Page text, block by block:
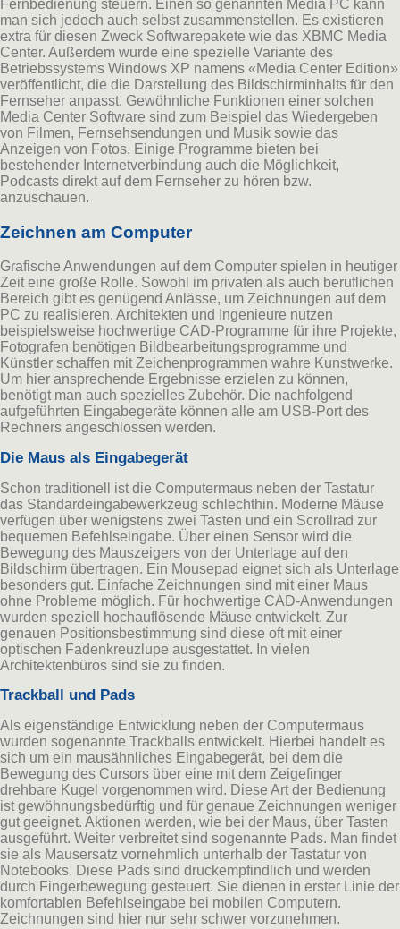
Fernbedienung steuern. Einen so genannten Media PC kann
man sich jedoch auch selbst zusammenstellen. Es existieren
extra für diesen Zweck Softwarepakete wie das XBMC Media
Center. Außerdem wurde eine spezielle Variante des
Betriebssystems Windows XP namens «Media Center Edition»
veröffentlicht, die die Darstellung des Bildschirminhalts für den
Fernseher anpasst. Gewöhnliche Funktionen einer solchen
Media Center Software sind zum Beispiel das Wiedergeben
von Filmen, Fernsehsendungen und Musik sowie das
Anzeigen von Fotos. Einige Programme bieten bei
bestehender Internetverbindung auch die Möglichkeit,
Podcasts direkt auf dem Fernseher zu hören bzw.
anzuschauen.
Zeichnen am Computer
Grafische Anwendungen auf dem Computer spielen in heutiger
Zeit eine große Rolle. Sowohl im privaten als auch beruflichen
Bereich gibt es genügend Anlässe, um Zeichnungen auf dem
PC zu realisieren. Architekten und Ingenieure nutzen
beispielsweise hochwertige CAD-Programme für ihre Projekte,
Fotografen benötigen Bildbearbeitungsprogramme und
Künstler schaffen mit Zeichenprogrammen wahre Kunstwerke.
Um hier ansprechende Ergebnisse erzielen zu können,
benötigt man auch spezielles Zubehör. Die nachfolgend
aufgeführten Eingabegeräte können alle am USB-Port des
Rechners angeschlossen werden.
Die Maus als Eingabegerät
Schon traditionell ist die Computermaus neben der Tastatur
das Standardeingabewerkzeug schlechthin. Moderne Mäuse
verfügen über wenigstens zwei Tasten und ein Scrollrad zur
bequemen Befehlseingabe. Über einen Sensor wird die
Bewegung des Mauszeigers von der Unterlage auf den
Bildschirm übertragen. Ein Mousepad eignet sich als Unterlage
besonders gut. Einfache Zeichnungen sind mit einer Maus
ohne Probleme möglich. Für hochwertige CAD-Anwendungen
wurden speziell hochauflösende Mäuse entwickelt. Zur
genauen Positionsbestimmung sind diese oft mit einer
optischen Fadenkreuzlupe ausgestattet. In vielen
Architektenbüros sind sie zu finden.
Trackball und Pads
Als eigenständige Entwicklung neben der Computermaus
wurden sogenannte Trackballs entwickelt. Hierbei handelt es
sich um ein mausähnliches Eingabegerät, bei dem die
Bewegung des Cursors über eine mit dem Zeigefinger
drehbare Kugel vorgenommen wird. Diese Art der Bedienung
ist gewöhnungsbedürftig und für genaue Zeichnungen weniger
gut geeignet. Aktionen werden, wie bei der Maus, über Tasten
ausgeführt. Weiter verbreitet sind sogenannte Pads. Man findet
sie als Mausersatz vornehmlich unterhalb der Tastatur von
Notebooks. Diese Pads sind druckempfindlich und werden
durch Fingerbewegung gesteuert. Sie dienen in erster Linie der
komfortablen Befehlseingabe bei mobilen Computern.
Zeichnungen sind hier nur sehr schwer vorzunehmen.